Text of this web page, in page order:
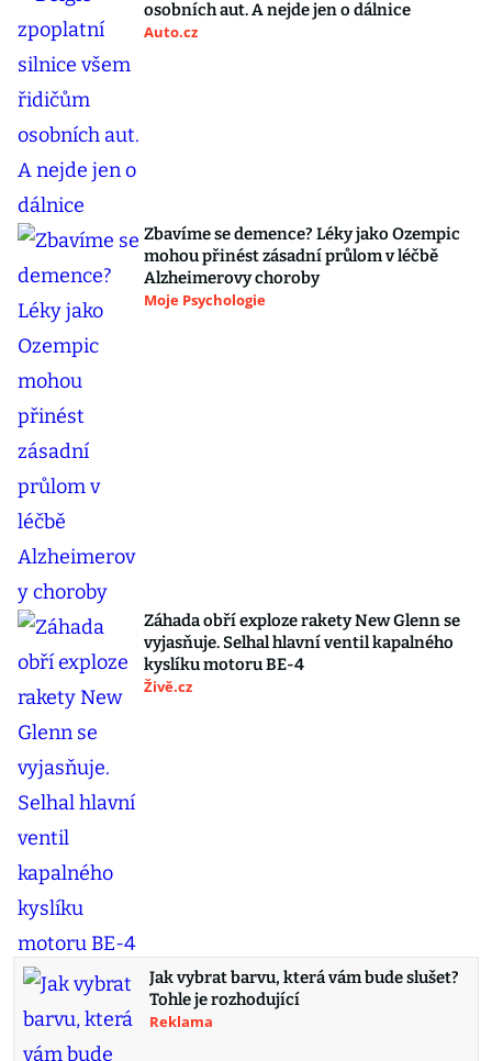
osobních aut. A nejde jen o dálnice
Auto.cz
Zbavíme se demence? Léky jako Ozempic
mohou přinést zásadní průlom v léčbě
Alzheimerovy choroby
Moje Psychologie
Záhada obří exploze rakety New Glenn se
vyjasňuje. Selhal hlavní ventil kapalného
kyslíku motoru BE-4
Živě.cz
Jak vybrat barvu, která vám bude slušet?
Tohle je rozhodující
Reklama